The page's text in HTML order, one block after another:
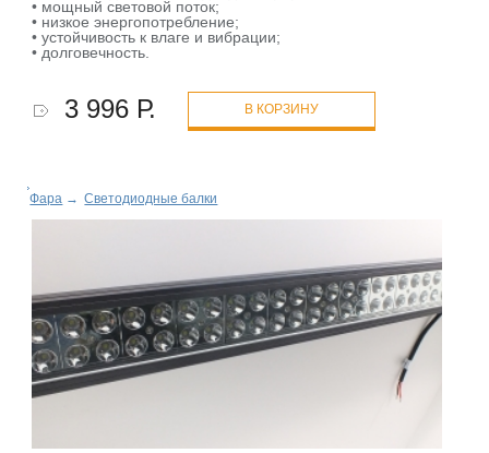
• мощный световой поток;
• низкое энергопотребление;
• устойчивость к влаге и вибрации;
• долговечность.
3 996 Р. В КОРЗИНУ
Фара → Светодиодные балки